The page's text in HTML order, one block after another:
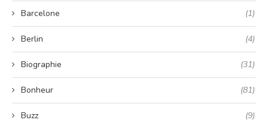
Barcelone (1)
Berlin (4)
Biographie (31)
Bonheur (81)
Buzz (9)